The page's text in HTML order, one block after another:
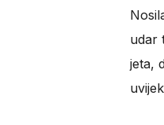
udar
jeta,